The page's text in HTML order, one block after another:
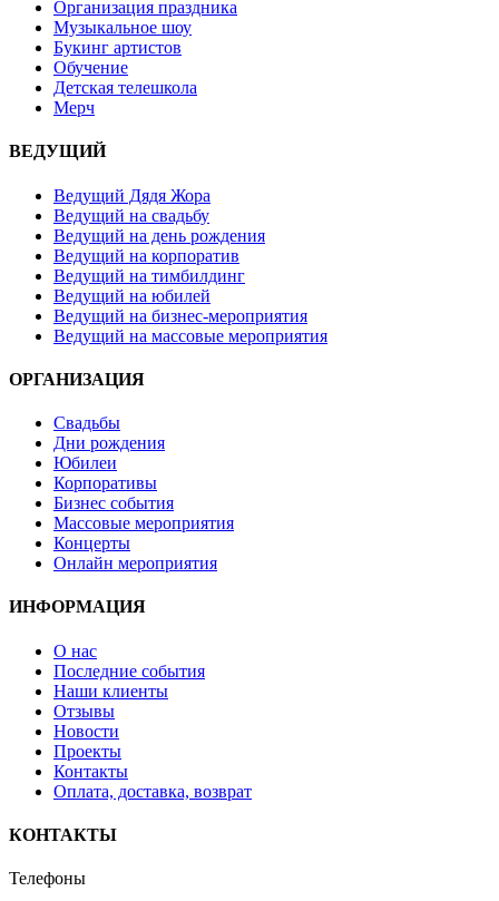
Организация праздника
Музыкальное шоу
Букинг артистов
Обучение
Детская телешкола
Мерч
ВЕДУЩИЙ
Ведущий Дядя Жора
Ведущий на свадьбу
Ведущий на день рождения
Ведущий на корпоратив
Ведущий на тимбилдинг
Ведущий на юбилей
Ведущий на бизнес-мероприятия
Ведущий на массовые мероприятия
ОРГАНИЗАЦИЯ
Свадьбы
Дни рождения
Юбилеи
Корпоративы
Бизнес события
Массовые мероприятия
Концерты
Онлайн мероприятия
ИНФОРМАЦИЯ
О нас
Последние события
Наши клиенты
Отзывы
Новости
Проекты
Контакты
Оплата, доставка, возврат
КОНТАКТЫ
Телефоны